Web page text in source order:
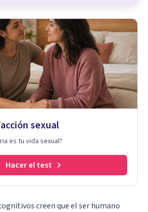
sexual
es tu vida sexual?
Hacer el test
creen que el ser humano